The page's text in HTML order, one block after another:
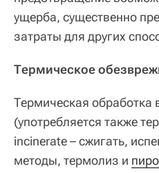
ущерба, существенно
затраты для других
Термическое
Термическая обработка
(употребляется также
incinerate – сжигать,
методы, термолиз и